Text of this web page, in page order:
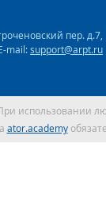
пер.
mail:support@arpt.ru
использовании
ator.academy